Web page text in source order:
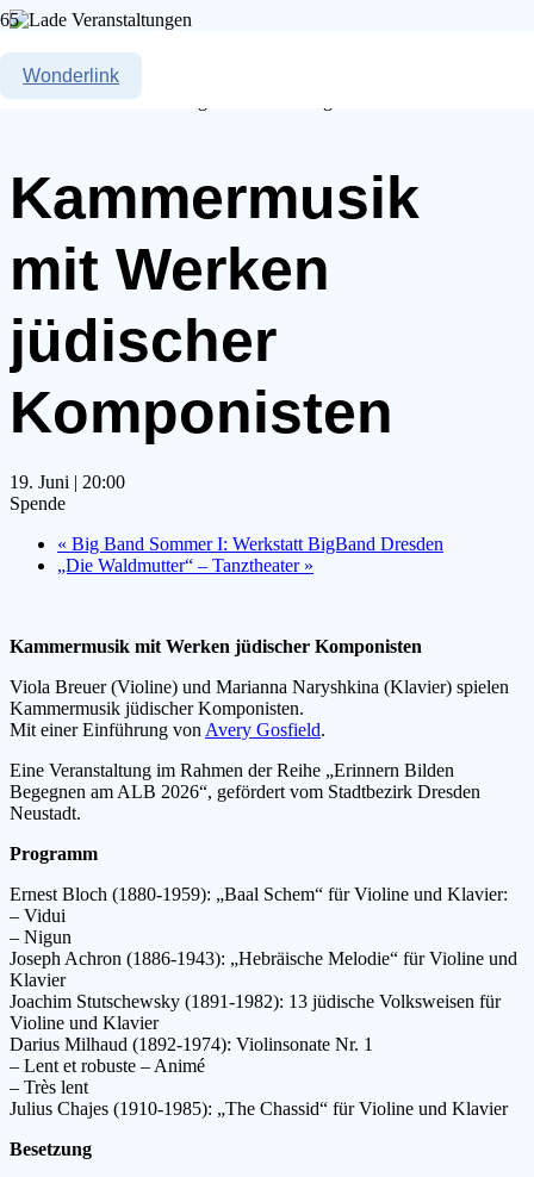
Wonderlink
« Alle Veranstaltungen
Diese Veranstaltung hat bereits stattgefunden.
Kammermusik
mit Werken
jüdischer
Komponisten
19. Juni | 20:00
Spende
« Big Band Sommer I: Werkstatt BigBand Dresden
„Die Waldmutter“ – Tanztheater »
Kammermusik mit Werken jüdischer Komponisten
Viola Breuer (Violine) und Marianna Naryshkina (Klavier) spielen
Kammermusik jüdischer Komponisten.
Mit einer Einführung von Avery Gosfield.
Eine Veranstaltung im Rahmen der Reihe „Erinnern Bilden
Begegnen am ALB 2026“, gefördert vom Stadtbezirk Dresden
Neustadt.
Programm
Ernest Bloch (1880-1959): „Baal Schem“ für Violine und Klavier:
– Vidui
– Nigun
Joseph Achron (1886-1943): „Hebräische Melodie“ für Violine und
Klavier
Joachim Stutschewsky (1891-1982): 13 jüdische Volksweisen für
Violine und Klavier
Darius Milhaud (1892-1974): Violinsonate Nr. 1
– Lent et robuste – Animé
– Très lent
Julius Chajes (1910-1985): „The Chassid“ für Violine und Klavier
Besetzung